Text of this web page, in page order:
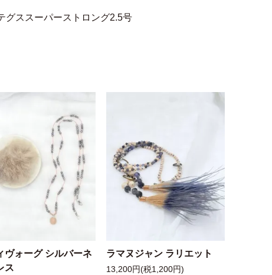
ススーパーストロング2.5号
ヴォーグ シルバーネ
ス
ラマヌジャン ラリエット
13,200円(税1,200円)